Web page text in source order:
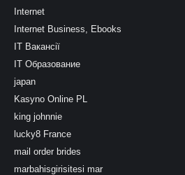
Internet
Internet Business, Ebooks
IT Вакансії
IT Образование
japan
Kasyno Online PL
king johnnie
lucky8 France
mail order brides
marbahisgirisitesi mar